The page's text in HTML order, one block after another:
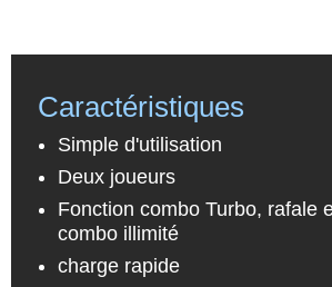
Caractéristiques
Simple d'utilisation
Deux joueurs
Fonction combo Turbo, rafale
combo illimité
charge rapide